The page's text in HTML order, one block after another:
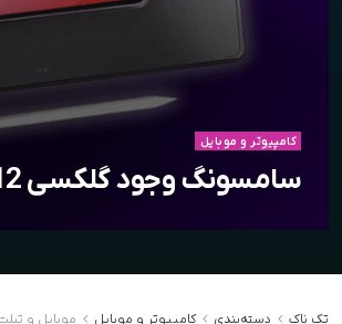
کامپیوتر و موبایل
سامسونگ وجود گلکسی Tab S12 و S26 FE را تایید کرد
تک ناک دسته‌بندی کامپیوتر و موبایل موبایل و